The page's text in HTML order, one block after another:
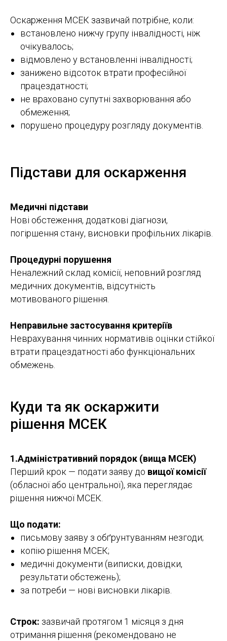
Оскарження МСЕК зазвичай потрібне, коли:
встановлено нижчу групу інвалідності, ніж
очікувалось;
відмовлено у встановленні інвалідності;
занижено відсоток втрати професійної
працездатності;
не враховано супутні захворювання або
обмеження;
порушено процедуру розгляду документів.
Підстави для оскарження
Медичні підстави
Нові обстеження, додаткові діагнози,
погіршення стану, висновки профільних лікарів.
Процедурні порушення
Неналежний склад комісії, неповний розгляд
медичних документів, відсутність
мотивованого рішення.
Неправильне застосування критеріїв
Неврахування чинних нормативів оцінки стійкої
втрати працездатності або функціональних
обмежень.
Куди та як оскаржити
рішення МСЕК
1.Адміністративний порядок (вища МСЕК)
Перший крок — подати заяву до вищої комісії
(обласної або центральної), яка переглядає
рішення нижчої МСЕК.
Що подати:
письмову заяву з обґрунтуванням незгоди;
копію рішення МСЕК;
медичні документи (виписки, довідки,
результати обстежень);
за потреби — нові висновки лікарів.
Строк: зазвичай протягом 1 місяця з дня
отримання рішення (рекомендовано не